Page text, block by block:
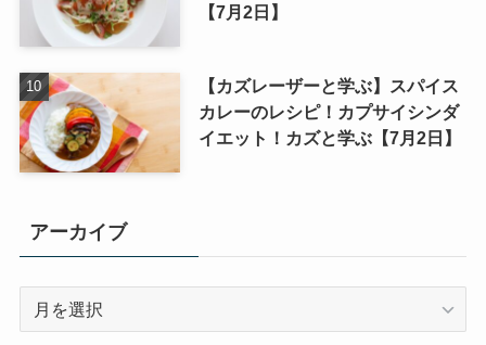
【7月2日】
【カズレーザーと学ぶ】スパイス
カレーのレシピ！カプサイシンダ
イエット！カズと学ぶ【7月2日】
アーカイブ